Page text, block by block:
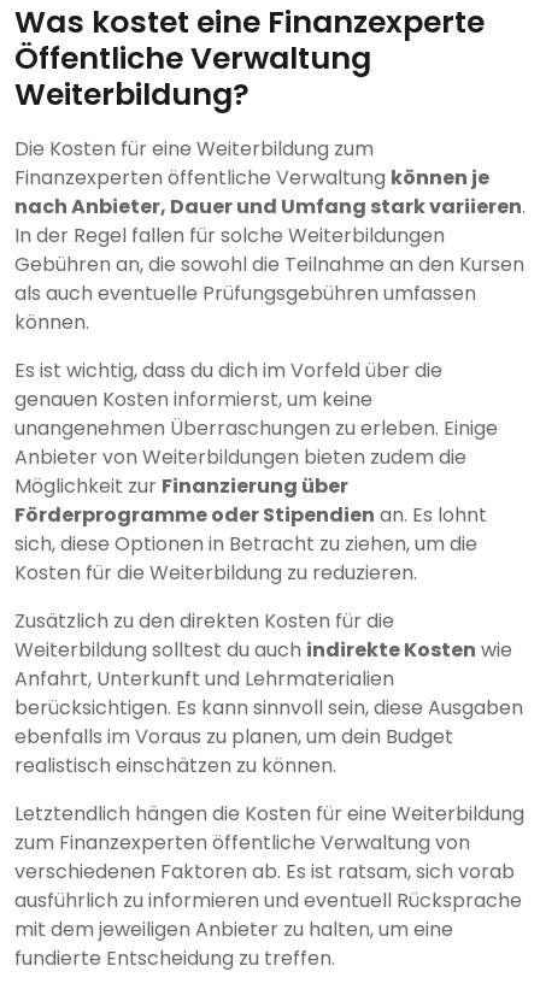
Was kostet eine Finanzexperte
Öffentliche Verwaltung
Weiterbildung?
Die Kosten für eine Weiterbildung zum
Finanzexperten öffentliche Verwaltung können je
nach Anbieter, Dauer und Umfang stark variieren.
In der Regel fallen für solche Weiterbildungen
Gebühren an, die sowohl die Teilnahme an den Kursen
als auch eventuelle Prüfungsgebühren umfassen
können.
Es ist wichtig, dass du dich im Vorfeld über die
genauen Kosten informierst, um keine
unangenehmen Überraschungen zu erleben. Einige
Anbieter von Weiterbildungen bieten zudem die
Möglichkeit zur Finanzierung über
Förderprogramme oder Stipendien an. Es lohnt
sich, diese Optionen in Betracht zu ziehen, um die
Kosten für die Weiterbildung zu reduzieren.
Zusätzlich zu den direkten Kosten für die
Weiterbildung solltest du auch indirekte Kosten wie
Anfahrt, Unterkunft und Lehrmaterialien
berücksichtigen. Es kann sinnvoll sein, diese Ausgaben
ebenfalls im Voraus zu planen, um dein Budget
realistisch einschätzen zu können.
Letztendlich hängen die Kosten für eine Weiterbildung
zum Finanzexperten öffentliche Verwaltung von
verschiedenen Faktoren ab. Es ist ratsam, sich vorab
ausführlich zu informieren und eventuell Rücksprache
mit dem jeweiligen Anbieter zu halten, um eine
fundierte Entscheidung zu treffen.